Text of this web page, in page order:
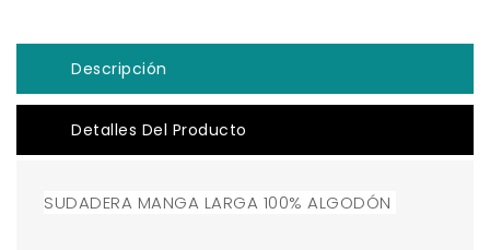
Descripción
Detalles Del Producto
SUDADERA MANGA LARGA 100% ALGODÓN